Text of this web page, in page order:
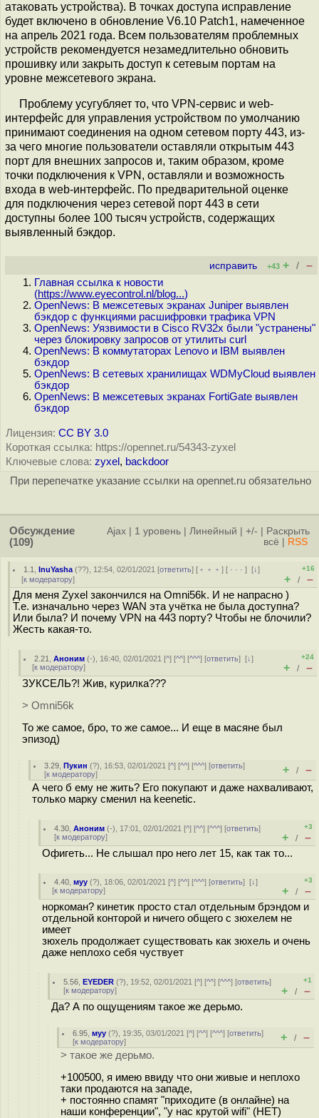
атаковать устройства). В точках доступа исправление
будет включено в обновление V6.10 Patch1, намеченное
на апрель 2021 года. Всем пользователям проблемных
устройств рекомендуется незамедлительно обновить
прошивку или закрыть доступ к сетевым портам на
уровне межсетевого экрана.
Проблему усугубляет то, что VPN-сервис и web-
интерфейс для управления устройством по умолчанию
принимают соединения на одном сетевом порту 443, из-
за чего многие пользователи оставляли открытым 443
порт для внешних запросов и, таким образом, кроме
точки подключения к VPN, оставляли и возможность
входа в web-интерфейс. По предварительной оценке
для подключения через сетевой порт 443 в сети
доступны более 100 тысяч устройств, содержащих
выявленный бэкдор.
исправить +43 + / –
Главная ссылка к новости
(https://www.eyecontrol.nl/blog...)
OpenNews: В межсетевых экранах Juniper выявлен
бэкдор с функциями расшифровки трафика VPN
OpenNews: Уязвимости в Cisco RV32x были "устранены"
через блокировку запросов от утилиты curl
OpenNews: В коммутаторах Lenovo и IBM выявлен
бэкдор
OpenNews: В сетевых хранилищах WDMyCloud выявлен
бэкдор
OpenNews: В межсетевых экранах FortiGate выявлен
бэкдор
Лицензия: CC BY 3.0
Короткая ссылка: https://opennet.ru/54343-zyxel
Ключевые слова: zyxel , backdoor
При перепечатке указание ссылки на opennet.ru обязательно
Обсуждение
(109)
Ajax 1 уровень Линейный +/-
Раскрыть
всё
RSS
1.1 ,InuYasha (??), 12:54, 02/01/2021 [ответить] [ ﹢﹢﹢] [ · · ·][↓]
[к модератору]
+16
+ / –
Для меня Zyxel закончился на Omni56k. И не напрасно )
Т.е. изначально через WAN эта учётка не была доступна?
Или была? И почему VPN на 443 порту? Чтобы не блочили?
Жесть какая-то.
2.21 ,Аноним (-), 16:40, 02/01/2021 [^] [^^] [^^^] [ответить][↓]
[к модератору]
+24
+ / –
ЗУКСЕЛЬ?! Жив, курилка???
> Omni56k
То же самое, бро, то же самое... И еще в масяне был
эпизод)
3.29 ,Пукин (?), 16:53, 02/01/2021 [^] [^^] [^^^] [ответить]
[к модератору] + / –
А чего б ему не жить? Его покупают и даже нахваливают,
только марку сменил на keenetic.
4.30 ,Аноним (-), 17:01, 02/01/2021 [^] [^^] [^^^] [ответить]
[к модератору]
+3
+ / –
Офигеть... Не слышал про него лет 15, как так то...
4.40 ,муу (?), 18:06, 02/01/2021 [^] [^^] [^^^] [ответить][↓]
[к модератору]
+3
+ / –
нoркоман? кинетик просто стал отдельным брэндом и
отдельной конторой и ничего общего с зюхелем не
имеет
зюхель продолжает существовать как зюхель и очень
даже неплохо себя чуствует
5.56 ,EYEDER (?), 19:52, 02/01/2021 [^] [^^] [^^^] [ответить]
[к модератору]
+1
+ / –
Да? А по ощущениям такое же дерьмо.
6.95 ,муу (?), 19:35, 03/01/2021 [^] [^^] [^^^] [ответить]
[к модератору] + / –
> такое же дерьмо.
+100500, я имею ввиду что они живые и неплохо
таки продаются на западе,
+ постоянно спамят "приходите (в онлайне) на
наши конференции", "у нас крутой wifi" (НЕТ)